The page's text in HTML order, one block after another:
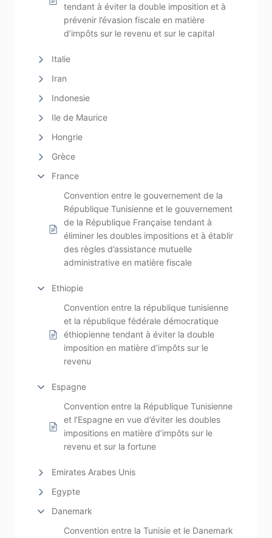
tendant à éviter la double imposition et à
prévenir l’évasion fiscale en matière
d’impôts sur le revenu et sur le capital
Italie
Iran
Indonesie
Ile de Maurice
Hongrie
Grèce
France
Convention entre le gouvernement de la
République Tunisienne et le gouvernement
de la République Française tendant à
éliminer les doubles impositions et à établir
des règles d’assistance mutuelle
administrative en matière fiscale
Ethiopie
Convention entre la république tunisienne
et la république fédérale démocratique
éthiopienne tendant à éviter la double
imposition en matière d’impôts sur le
revenu
Espagne
Convention entre la République Tunisienne
et l’Espagne en vue d’éviter les doubles
impositions en matière d’impôts sur le
revenu et sur la fortune
Emirates Arabes Unis
Egypte
Danemark
Convention entre la Tunisie et le Danemark